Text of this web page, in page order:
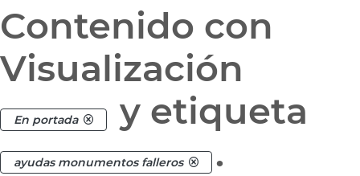
Contenido con
Visualización
En portada y etiqueta
ayudas monumentos falleros .